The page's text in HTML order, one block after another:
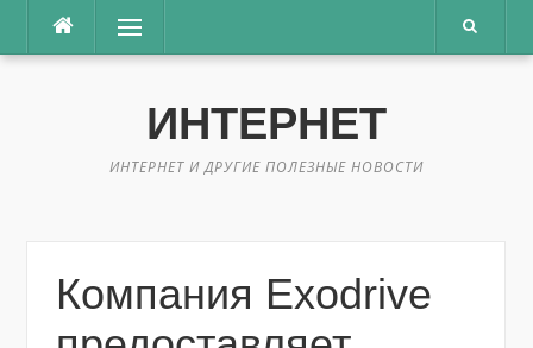
Перейти
содержимому
Меню
ИНТЕРНЕТ
ИНТЕРНЕТ И ДРУГИЕ ПОЛЕЗНЫЕ НОВОСТИ
Компания Exodrive